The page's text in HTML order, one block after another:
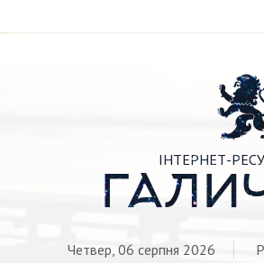
ІНТЕРНЕТ-
Четвер, 06 серпня 2026